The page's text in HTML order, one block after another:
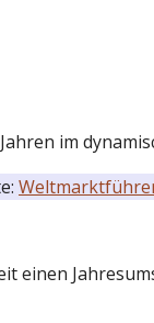
im
einen